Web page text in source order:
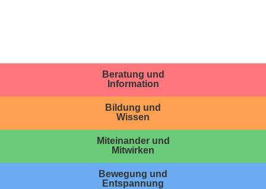
Beratung und
Information
Bildung und
Wissen
Miteinander und
Mitwirken
Bewegung und
Entspannung